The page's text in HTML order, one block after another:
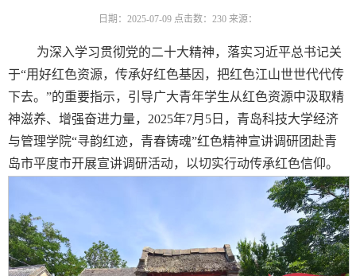
日期：2025-07-09 点击数： 230 来源：
为深入学习贯彻党的二十大精神，落实习近平总书记关
于“用好红色资源，传承好红色基因，把红色江山世世代代传
下去。”的重要指示，引导广大青年学生从红色资源中汲取精
神滋养、增强奋进力量，2025年7月5日，青岛科技大学经济
与管理学院“寻韵红迹，青春铸魂”红色精神宣讲调研团赴青
岛市平度市开展宣讲调研活动，以切实行动传承红色信仰。